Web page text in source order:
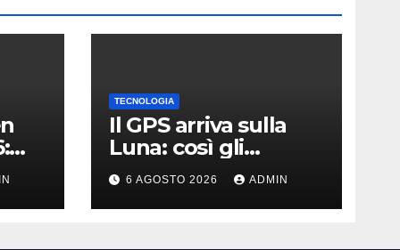
TECNOLOGIA
Il GPS arriva sulla
Luna: così gli
astronauti non si
perderanno più
6 AGOSTO 2026 ADMIN